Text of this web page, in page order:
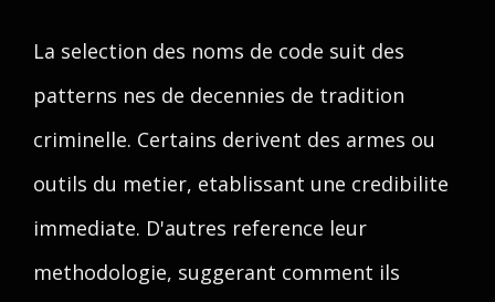
La selection des noms de code suit des
patterns nes de decennies de tradition
criminelle. Certains derivent des armes ou
outils du metier, etablissant une credibilite
immediate. D'autres reference leur
methodologie, suggerant comment ils